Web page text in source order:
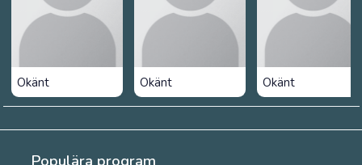
Okänt Okänt Okänt
Populära program